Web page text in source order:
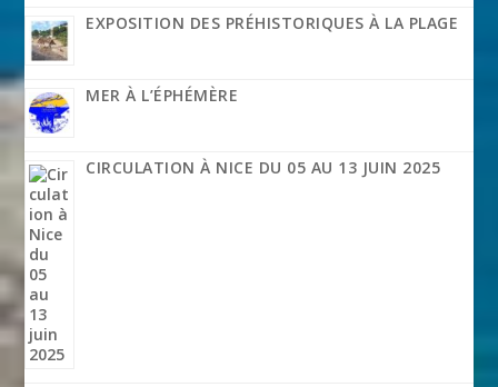
EXPOSITION DES PRÉHISTORIQUES À LA PLAGE
MER À L’ÉPHÉMÈRE
CIRCULATION À NICE DU 05 AU 13 JUIN 2025